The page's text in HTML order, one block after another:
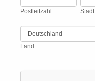
Postleitzahl Stadt
Land
Land